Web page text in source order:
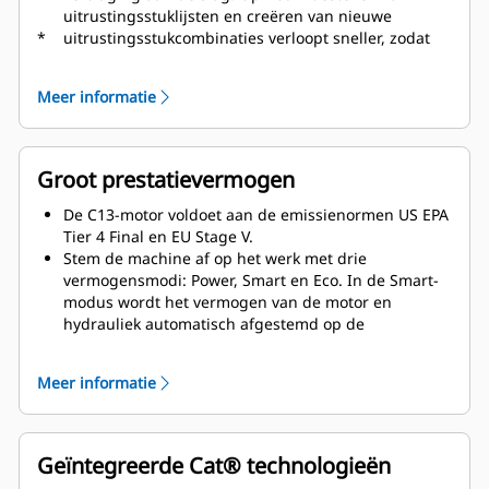
uitrustingsstuklijsten en creëren van nieuwe
uitrustingsstukcombinaties verloopt sneller, zodat
Dankzij de interface kunnen machinisten preciezer
blijven werken en elke seconde van hun werktijd
benutten. Het invoeren van koppelingen en
hulpstukken in het systeem is nu als mogelijkheid
toegevoegd, zodat instellen van
uitrustingsstukcombinaties veel efficiënter verloopt
doordat de kalibratietijd aanzienlijk is verkort.
Hiermee komt ook de noodzaak voor nieuwe
opmetingen te vervallen bij het wisselen van Cat®
bevestigingen voor uitrustingsstukken, zodat
controleren en bijstellen voor laadbakslijtage nu
*
Meer informatie
Groot prestatievermogen
De C13-motor voldoet aan de emissienormen US EPA
Tier 4 Final en EU Stage V.
Stem de machine af op het werk met drie
vermogensmodi: Power, Smart en Eco. In de Smart-
modus wordt het vermogen van de motor en
hydrauliek automatisch afgestemd op de
helpen besparen.
Het geavanceerde elektrohydraulische systeem
helpt om de optimale balans tussen vermogen en
efficiëntie te bereiken. Tegelijkertijd biedt het de
controle die u nodig hebt.
Meer informatie
Geïntegreerde Cat® technologieën